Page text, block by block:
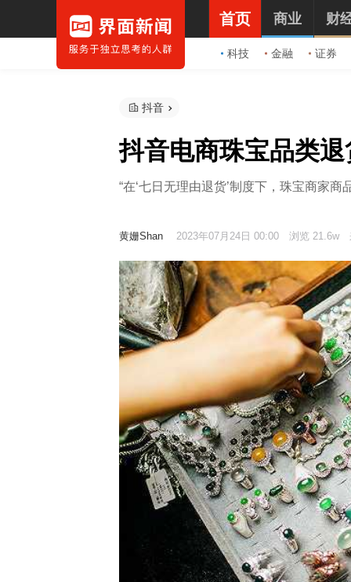
首页
科技 金融 证券
商业 财
抖音
抖音电商珠宝品类
“在‘七日无理由退货’制度下，珠宝商家
黄姗Shan 2023年07月24日 00:00 浏览 21.6w